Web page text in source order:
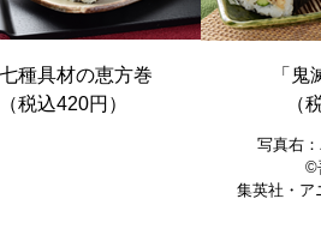
七種具材の恵方巻
（税込420円）
「
（
写真右
©
集英社・ア